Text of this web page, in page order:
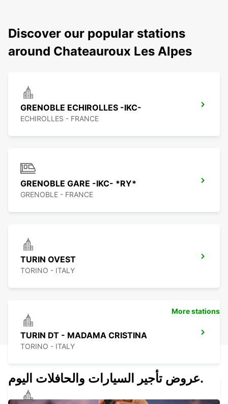
Discover our popular stations
around Chateauroux Les Alpes
GRENOBLE ECHIROLLES -IKC-
ECHIROLLES - FRANCE
GRENOBLE GARE -IKC- *RY*
GRENOBLE - FRANCE
TURIN OVEST
TORINO - ITALY
TURIN DT - MADAMA CRISTINA
TORINO - ITALY
More stations
عروض تأجير السيارات والحافلات اليوم.